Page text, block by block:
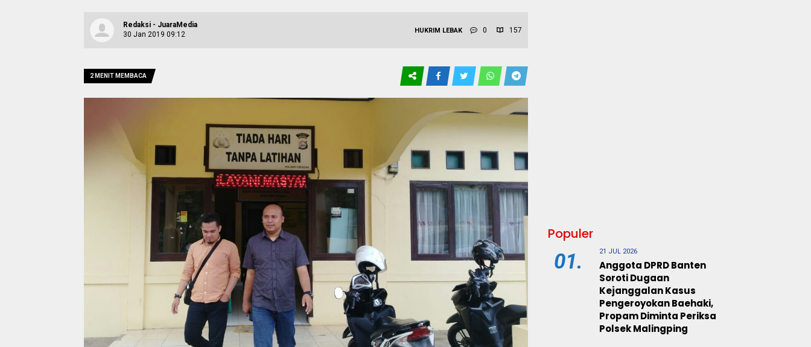
Redaksi - JuaraMedia
30 Jan 2019 09:12
HUKRIM LEBAK 0 157
2 MENIT MEMBACA
Populer
01. 21 JUL 2026
Anggota DPRD Banten
Soroti Dugaan
Kejanggalan Kasus
Pengeroyokan Baehaki,
Propam Diminta Periksa
Polsek Malingping